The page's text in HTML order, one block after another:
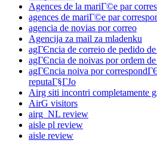
Agences de la mariГ©e par
agences de mariГ©e par
agencia de novias por correo
Agencija za mail za mladenku
agГЄncia de correio de pedido
agГЄncia de noivas por ordem
agГЄncia noiva por
reputaГ§ГЈo
Airg siti incontri completamente
AirG visitors
airg_NL review
aisle pl review
aisle review